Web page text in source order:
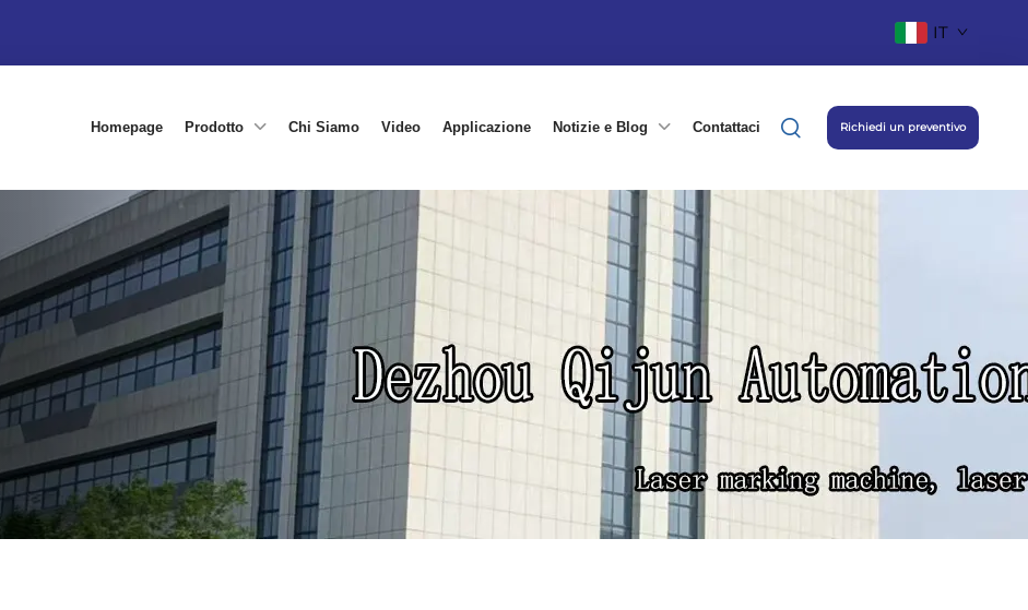
IT
Homepage Prodotto Chi Siamo Video Applicazione Notizie e Blog Contattaci Richiedi un preventivo